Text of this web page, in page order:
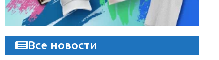
Все новости